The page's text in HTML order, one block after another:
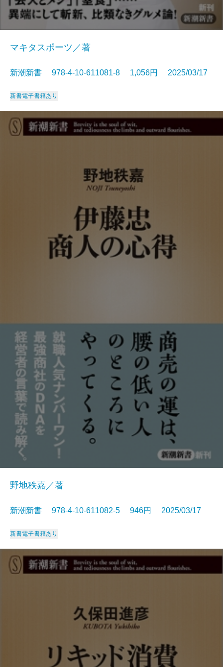
マキタスポーツ／著
新潮新書 978-4-10-611081-8 1,056円 2025/03/17
新書電子書籍あり
野地秩嘉／著
新潮新書 978-4-10-611082-5 946円 2025/03/17
新書電子書籍あり